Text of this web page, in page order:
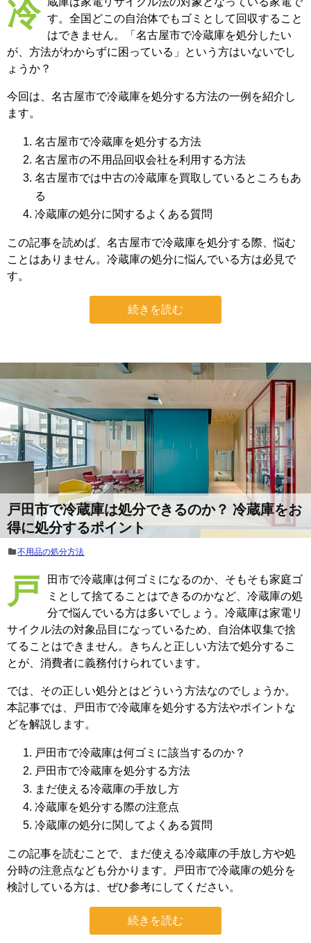
冷蔵庫は家電リサイクル法の対象となっている家電で す。全国どこの自治体でもゴミとして回収すること
はできません。「名古屋市で冷蔵庫を処分したい
が、方法がわからずに困っている」という方はいないでし
ょうか？
今回は、名古屋市で冷蔵庫を処分する方法の一例を紹介し
ます。
名古屋市で冷蔵庫を処分する方法
名古屋市の不用品回収会社を利用する方法
名古屋市では中古の冷蔵庫を買取しているところもあ
る
冷蔵庫の処分に関するよくある質問
この記事を読めば、名古屋市で冷蔵庫を処分する際、悩む
ことはありません。冷蔵庫の処分に悩んでいる方は必見で
す。
続きを読む
戸田市で冷蔵庫は処分できるのか？ 冷蔵庫をお
得に処分するポイント
不用品の処分方法
戸田市で冷蔵庫は何ゴミになるのか、そもそも家庭ゴ
ミとして捨てることはできるのかなど、冷蔵庫の処
分で悩んでいる方は多いでしょう。冷蔵庫は家電リ
サイクル法の対象品目になっているため、自治体収集で捨
てることはできません。きちんと正しい方法で処分するこ
とが、消費者に義務付けられています。
では、その正しい処分とはどういう方法なのでしょうか。
本記事では、戸田市で冷蔵庫を処分する方法やポイントな
どを解説します。
戸田市で冷蔵庫は何ゴミに該当するのか？
戸田市で冷蔵庫を処分する方法
まだ使える冷蔵庫の手放し方
冷蔵庫を処分する際の注意点
冷蔵庫の処分に関してよくある質問
この記事を読むことで、まだ使える冷蔵庫の手放し方や処
分時の注意点なども分かります。戸田市で冷蔵庫の処分を
検討している方は、ぜひ参考にしてください。
続きを読む